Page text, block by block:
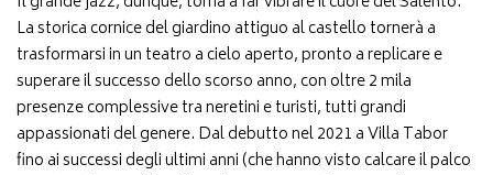
La storica cornice del giardino attiguo al castello tornerà a
trasformarsi in un teatro a cielo aperto, pronto a replicare e
superare il successo dello scorso anno, con oltre 2 mila
presenze complessive tra neretini e turisti, tutti grandi
appassionati del genere. Dal debutto nel 2021 a Villa Tabor
fino ai successi degli ultimi anni (che hanno visto calcare il palco